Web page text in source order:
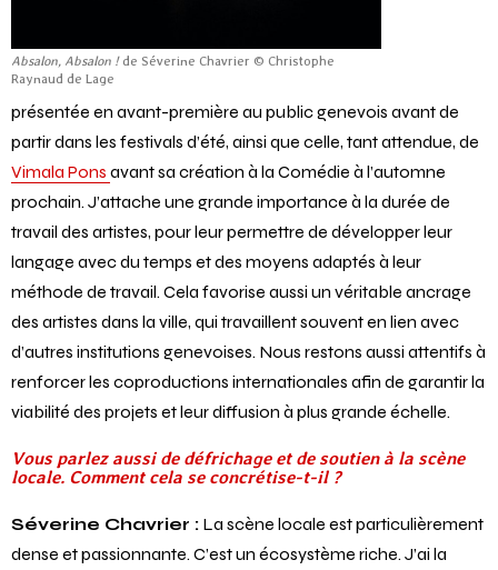
Absalon, Absalon ! de Séverine Chavrier © Christophe
Raynaud de Lage
présentée en avant-première au public genevois avant de
partir dans les festivals d’été, ainsi que celle, tant attendue, de
Vimala Pons
avant sa création à la Comédie à l’automne
prochain. J’attache une grande importance à la durée de
travail des artistes, pour leur permettre de développer leur
méthode de travail. Cela favorise aussi un véritable ancrage
des artistes dans la ville, qui travaillent souvent en lien avec
d’autres institutions genevoises. Nous restons aussi attentifs à
renforcer les coproductions internationales afin de garantir la
viabilité des projets et leur diffusion à plus grande échelle.
locale. Comment cela se concrétise-t-il ?